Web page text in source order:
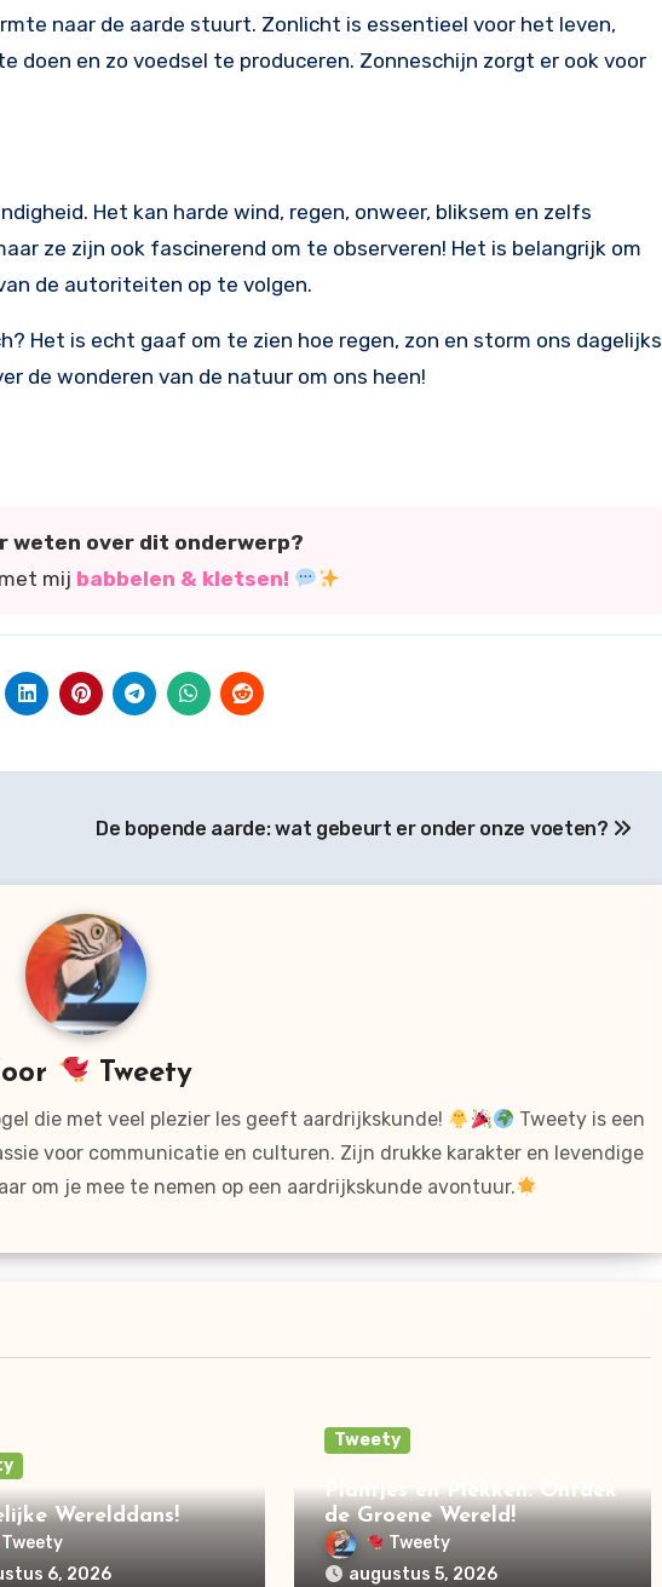
naar de aarde stuurt. Zonlicht is essentieel voor het leven,
en zo voedsel te produceren. Zonneschijn zorgt er ook voor
Het kan harde wind, regen, onweer, bliksem en zelfs
ze zijn ook fascinerend om te observeren! Het is belangrijk om
de autoriteiten op te volgen.
Het is echt gaaf om te zien hoe regen, zon en storm ons dagelijks
de wonderen van de natuur om ons heen!
weten over dit onderwerp?
mij babbelen & kletsen!
De bopende aarde: wat gebeurt er onder onze voeten?
Tweety
die met veel plezier les geeft aardrijkskunde!
Tweety is een
voor communicatie en culturen. Zijn drukke karakter en levendige
om je mee te nemen op een aardrijkskunde avontuur.
Werelddans!
Tweety
6, 2026
Tweety
Plantjes en Plekken: Ontdek
de Groene Wereld!
Tweety
augustus 5, 2026